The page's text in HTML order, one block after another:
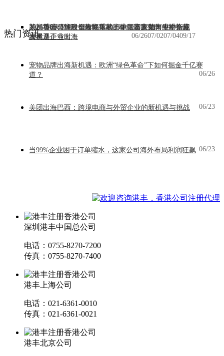
热门资讯
2025香港《施政报告》重磅出炉，官宣助力中小企业
发展及企业出海
09/17
2025英国公司注册新规落地！中国卖家如何应对合规
大考？
07/04
新加坡公司注册全攻略：2025年最新政策与维护指南
07/02
关税“90天暂停”：跨境商家是喘息还是变阵？拉美蓝
海机遇正当时！
06/26
宠物品牌出海新机遇：欧洲“绿色革命”下如何掘金千亿赛
道？
06/26
美团出海巴西：跨境电商与外贸企业的新机遇与挑战 06/23
当99%企业困于订单缩水，这家公司海外布局利润狂飙 06/23
深圳港丰中国总公司
电话：0755-8270-7200
传真：0755-8270-7400
港丰上海公司
电话：021-6361-0010
传真：021-6361-0021
港丰北京公司